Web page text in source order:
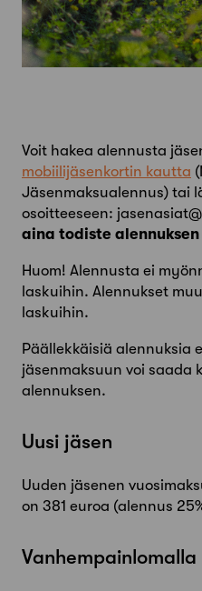
Voit hakea alennusta
mobiilijäsenkortin kautta
Jäsenmaksualennus) tai
osoitteeseen:
aina todiste
Huom! Alennusta ei
laskuihin. Alennukset
laskuihin.
Päällekkäisiä alennuksia
jäsenmaksuun voi saada
alennuksen.
Uusi jäsen
Uuden jäsenen
on 381 euroa (alennus
Vanhempainlomalla